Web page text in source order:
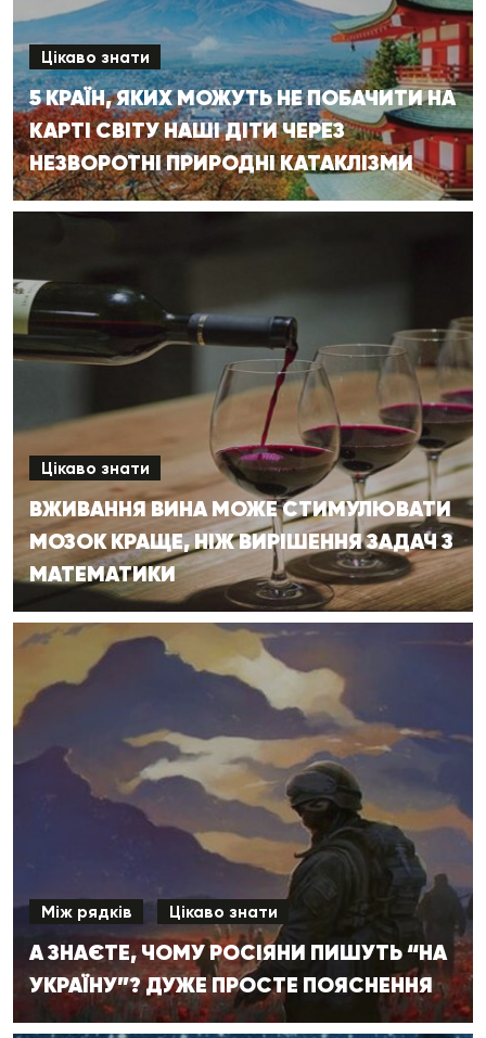
Цікаво знати
5 КРАЇН, ЯКИХ МОЖУТЬ НЕ ПОБАЧИТИ НА
КАРТІ СВІТУ НАШІ ДІТИ ЧЕРЕЗ
НЕЗВОРОТНІ ПРИРОДНІ КАТАКЛІЗМИ
Цікаво знати
ВЖИВАННЯ ВИНА МОЖЕ СТИМУЛЮВАТИ
МОЗОК КРАЩЕ, НІЖ ВИРІШЕННЯ ЗАДАЧ З
МАТЕМАТИКИ
Між рядків Цікаво знати
А ЗНАЄТЕ, ЧОМУ РОСІЯНИ ПИШУТЬ “НА
УКРАЇНУ”? ДУЖЕ ПРОСТЕ ПОЯСНЕННЯ